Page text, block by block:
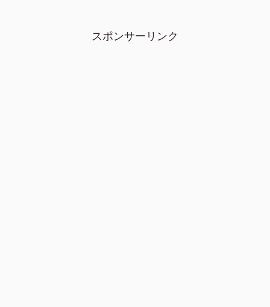
スポンサーリンク